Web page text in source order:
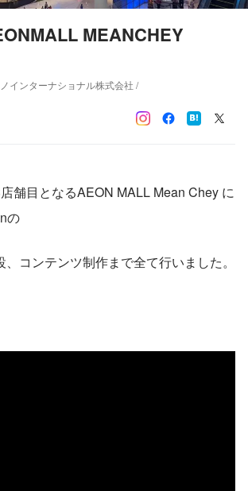
MEANCHEY
インターナショナル株式会社 /
舗目となるAEON MALL Mean Chey に
の
コンテンツ制作まで全て行いました。